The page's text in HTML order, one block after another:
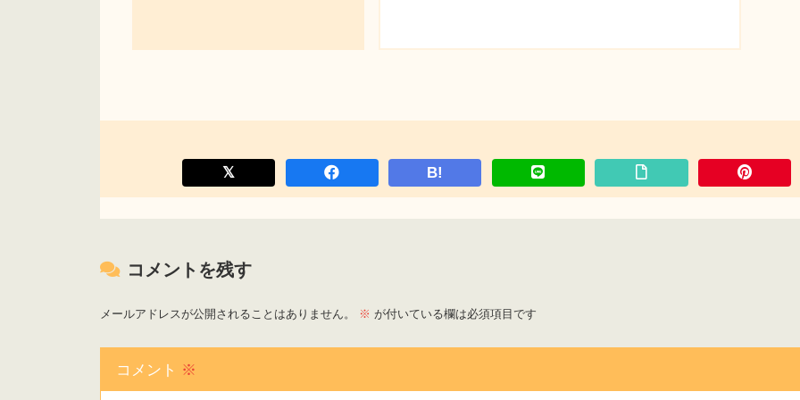
B!
コメントを残す
メールアドレスが公開されることはありません。 ※ が付いている欄は必須項目です
コメント ※